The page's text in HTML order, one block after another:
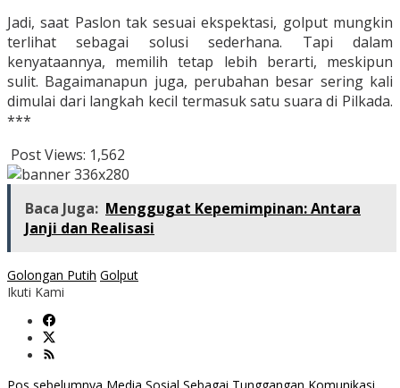
Jadi, saat Paslon tak sesuai ekspektasi, golput mungkin
terlihat sebagai solusi sederhana. Tapi dalam
kenyataannya, memilih tetap lebih berarti, meskipun
sulit. Bagaimanapun juga, perubahan besar sering kali
dimulai dari langkah kecil termasuk satu suara di Pilkada.
***
Post Views: 1,562
Baca Juga: Menggugat Kepemimpinan: Antara
Janji dan Realisasi
Golongan Putih Golput
Ikuti Kami